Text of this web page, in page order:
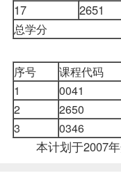
17 2651
总学分
序号 课程代码
1
0041
2
2650
3
0346
本计划于2007年